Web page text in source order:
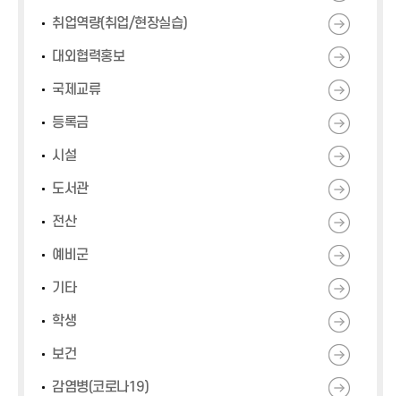
취업역량(취업/현장실습)
대외협력홍보
국제교류
등록금
시설
도서관
전산
예비군
기타
학생
보건
감염병(코로나19)